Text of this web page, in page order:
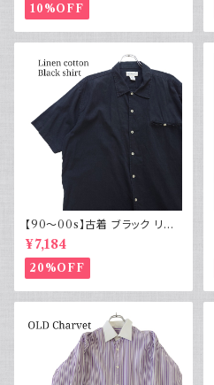
10%OFF
【90～00s】古着 ブラック リネ
ンコットンシャツ 黒 ボックスシ
ルエット
¥7,184
20%OFF